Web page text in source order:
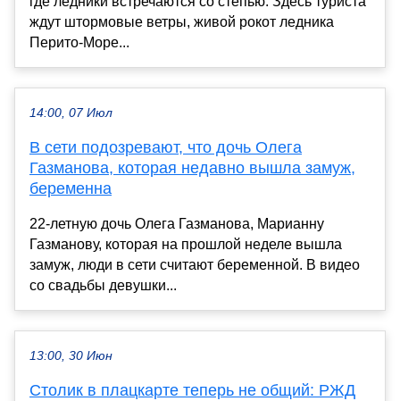
ждут штормовые ветры, живой рокот ледника
Перито-Море...
14:00, 07 Июл
В сети подозревают, что дочь Олега
Газманова, которая недавно вышла замуж,
беременна
22-летную дочь Олега Газманова, Марианну
Газманову, которая на прошлой неделе вышла
замуж, люди в сети считают беременной. В видео
со свадьбы девушки...
13:00, 30 Июн
Столик в плацкарте теперь не общий: РЖД